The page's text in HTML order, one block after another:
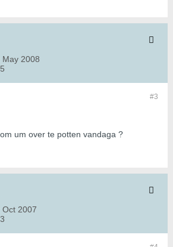
May 2008
#3
um over te potten vandaga ?
Oct 2007